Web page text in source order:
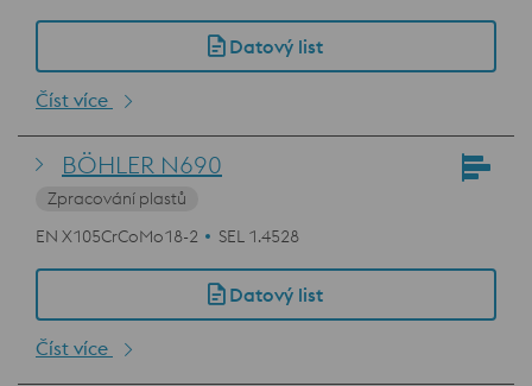
Datový list
Číst více
BÖHLER N690
Zpracování plastů
EN X105CrCoMo18-2
SEL 1.4528
Datový list
Číst více